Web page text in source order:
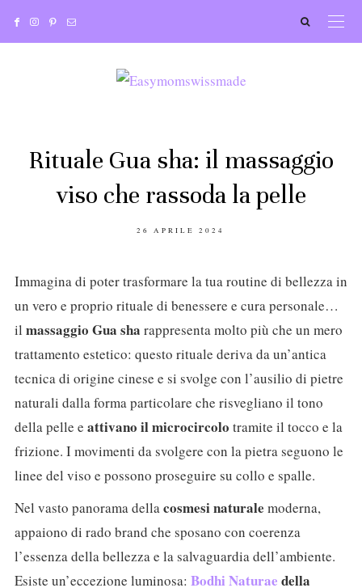
Rituale Gua sha: il massaggio
viso che rassoda la pelle
POSTED
26 APRILE 2024
Immagina di poter trasformare la tua routine di bellezza in
un vero e proprio rituale di benessere e cura personale…
il massaggio Gua sha rappresenta molto più che un mero
trattamento estetico: questo rituale deriva da un’antica
tecnica di origine cinese e si svolge con l’ausilio di pietre
naturali dalla forma particolare che risvegliano il tono
della pelle e attivano il microcircolo tramite il tocco e la
frizione. I movimenti da svolgere con la pietra seguono le
linee del viso e possono proseguire su collo e spalle.
Nel vasto panorama dellacosmesi naturale moderna,
appaiono di rado brand che sposano con coerenza
l’essenza della bellezza e la salvaguardia dell’ambiente.
Esiste un’eccezione luminosa: Bodhi Naturae della